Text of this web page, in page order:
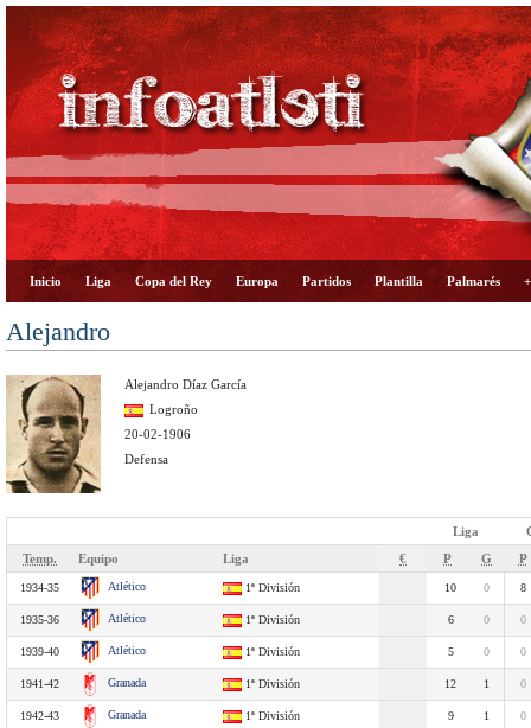
Inicio Liga Copa del Rey Europa Partidos Plantilla Palmarés
Alejandro
Alejandro Díaz García
Logroño
20-02-1906
Defensa
Liga
Temp.
Equipo Liga € P G P
1934-35 Atlético 1ª División 10 0 8
1935-36 Atlético 1ª División 6 0 0
1939-40 Atlético 1ª División 5 0 0
1941-42 Granada 1ª División 12 1 0
1942-43 Granada 1ª División 9 1 0